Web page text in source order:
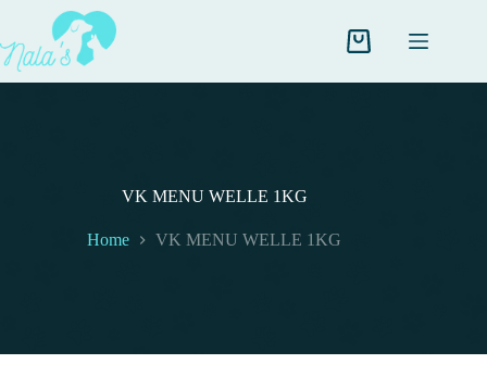
contenuto
Carrello
VK MENU WELLE 1KG
Home VK MENU WELLE 1KG